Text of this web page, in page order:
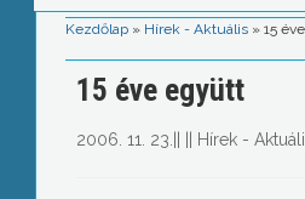
Kezdőlap » Hírek - Aktuális »15
15 éve együtt
2006. 11. 23. Hírek -